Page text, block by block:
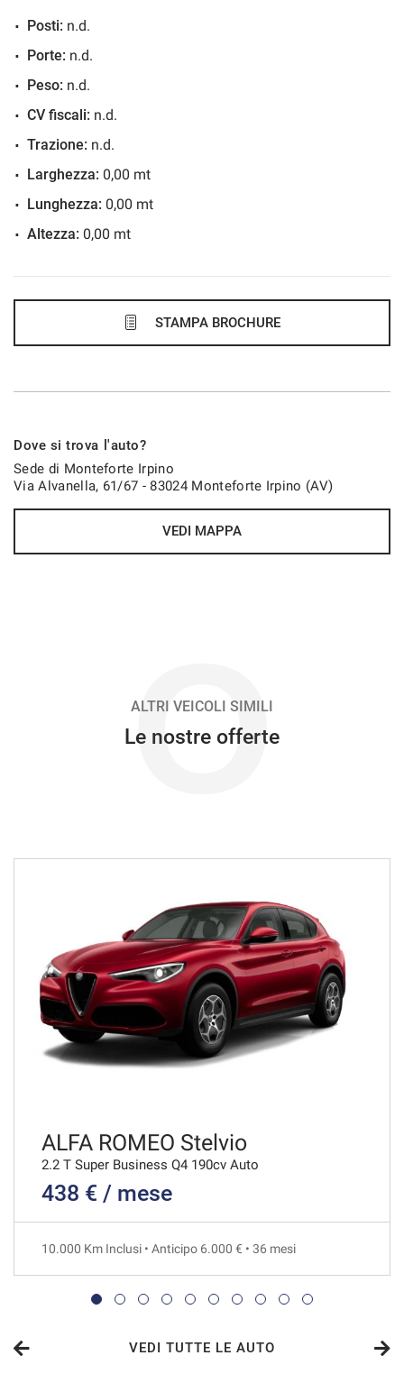
48 Mesi
768€/mese
48 Mesi
769€/mese
48 Mesi
VEDI
784€/mese
839€/mese
36 Mesi
VEDI
847€/mese
VEDI
848€/mese
48 Mesi
Posti: n.d.
Porte: n.d.
Peso: n.d.
CV fiscali: n.d.
Trazione: n.d.
Larghezza: 0,00 mt
Lunghezza: 0,00 mt
Altezza: 0,00 mt
STAMPA BROCHURE
Dove si trova l'auto?
Sede di Monteforte Irpino
Via Alvanella, 61/67 - 83024 Monteforte Irpino (AV)
VEDI MAPPA
O
ALTRI VEICOLI SIMILI
Le nostre offerte
ALFA ROMEO Stelvio
2.2 T Super Business Q4 190cv Auto
438 € / mese
10.000 Km Inclusi • Anticipo 6.000 € • 36 mesi
VEDI TUTTE LE AUTO